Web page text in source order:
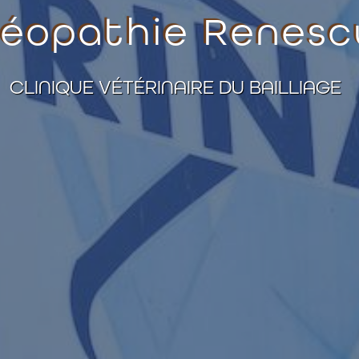
CLINIQUE VÉTÉRINAIRE DU BAILLIAGE